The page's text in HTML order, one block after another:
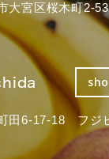
大宮区桜木町2-
田6-17-18 フ